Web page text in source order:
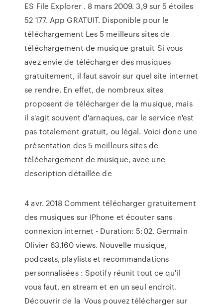
ES File Explorer . 8 mars 2009. 3,9 sur 5 étoiles
52 177. App GRATUIT. Disponible pour le
téléchargement Les 5 meilleurs sites de
téléchargement de musique gratuit Si vous
avez envie de télécharger des musiques
gratuitement, il faut savoir sur quel site internet
se rendre. En effet, de nombreux sites
proposent de télécharger de la musique, mais
il s'agit souvent d'arnaques, car le service n'est
pas totalement gratuit, ou légal. Voici donc une
présentation des 5 meilleurs sites de
téléchargement de musique, avec une
description détaillée de
4 avr. 2018 Comment télécharger gratuitement
des musiques sur IPhone et écouter sans
connexion internet - Duration: 5:02. Germain
Olivier 63,160 views. Nouvelle musique,
podcasts, playlists et recommandations
personnalisées : Spotify réunit tout ce qu'il
vous faut, en stream et en un seul endroit.
Découvrir de la Vous pouvez télécharger sur